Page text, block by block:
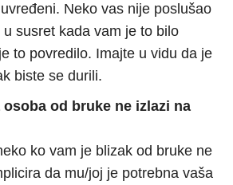
Neko vas nije poslušao
susret kada vam je to bilo
to povredilo. Imajte u vidu da je
biste se durili.
od bruke ne izlazi na
ko vam je blizak od bruke ne
da mu/joj je potrebna vaša